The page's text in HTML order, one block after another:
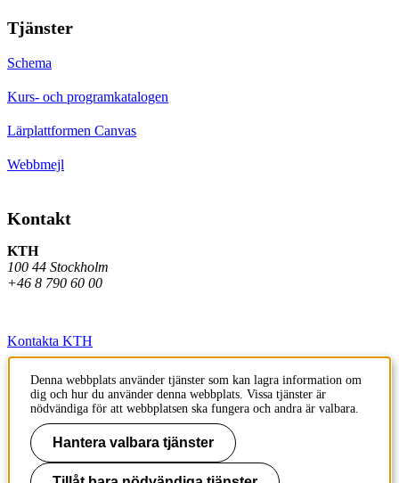
Tjänster
Schema
Kurs- och programkatalogen
Lärplattformen Canvas
Webbmejl
Kontakt
KTH
100 44 Stockholm
+46 8 790 60 00
Kontakta KTH
Jobba på KTH
Press och media
Faktura och betalning KTH
Om KTH:s webbplatser
Denna webbplats använder tjänster som kan lagra information om
dig och hur du använder denna webbplats. Vissa tjänster är
nödvändiga för att webbplatsen ska fungera och andra är valbara.
Hantera valbara tjänster